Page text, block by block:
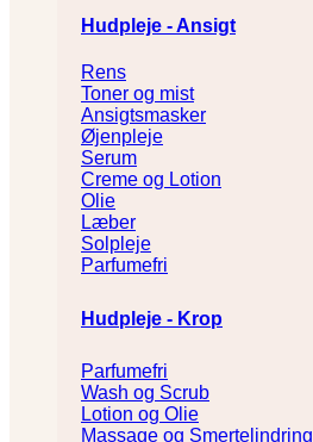
Hudpleje - Ansigt
Rens
Toner og mist
Ansigtsmasker
Øjenpleje
Serum
Creme og Lotion
Olie
Læber
Solpleje
Parfumefri
Hudpleje - Krop
Parfumefri
Wash og Scrub
Lotion og Olie
Massage og Smertelindring